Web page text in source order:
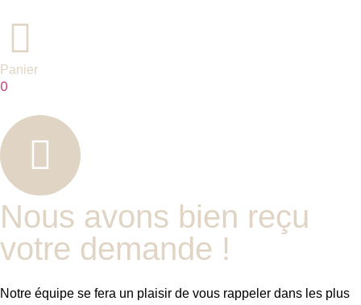
Panier
0
Nous avons bien reçu
votre demande !
Notre équipe se fera un plaisir de vous rappeler dans les plus